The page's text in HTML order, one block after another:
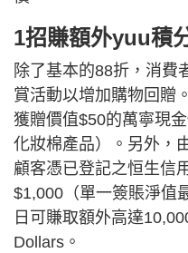
1招賺額外yuu積
除了基本的88折，消費
賞活動以增加購物回贈
獲贈價值$50的萬寧現
化妝棉產品）。另外，
顧客憑已登記之恒生信
$1,000（單一簽賬淨值
日可賺取額外高達
Dollars。